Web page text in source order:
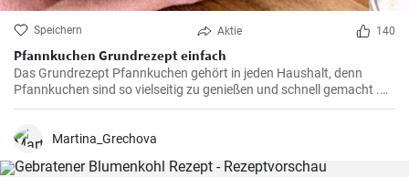
Speichern Aktie 140
Pfannkuchen Grundrezept einfach
Das Grundrezept Pfannkuchen gehört in jeden Haushalt, denn
Pfannkuchen sind so vielseitig zu genießen und schnell gemacht .
Süß oder herzhaft gefüllt sind die Pfannkuchen mit Milch und Eiern
Martina_Grechova